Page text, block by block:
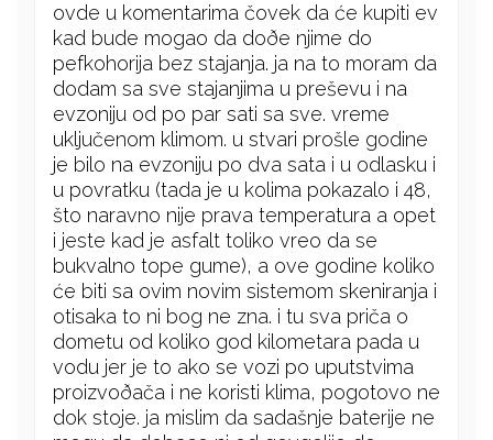
ovde u komentarima čovek da će kupiti ev
kad bude mogao da doðe njime do
pefkohorija bez stajanja. ja na to moram da
dodam sa sve stajanjima u preševu i na
evzoniju od po par sati sa sve. vreme
uključenom klimom. u stvari prošle godine
je bilo na evzoniju po dva sata i u odlasku i
u povratku (tada je u kolima pokazalo i 48,
što naravno nije prava temperatura a opet
i jeste kad je asfalt toliko vreo da se
bukvalno tope gume), a ove godine koliko
će biti sa ovim novim sistemom skeniranja i
otisaka to ni bog ne zna. i tu sva priča o
dometu od koliko god kilometara pada u
vodu jer je to ako se vozi po uputstvima
proizvoðača i ne koristi klima, pogotovo ne
dok stoje. ja mislim da sadašnje baterije ne